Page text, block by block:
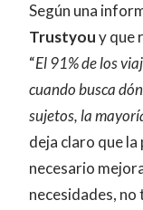
Según una
Trustyouy que
“El 91% de los
cuando busca
sujetos, la
deja claro que la
necesario
necesidades, no